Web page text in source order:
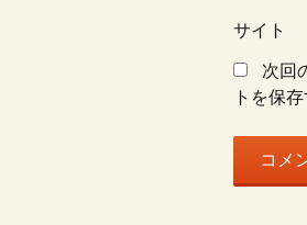
サイト
次回
トを保存